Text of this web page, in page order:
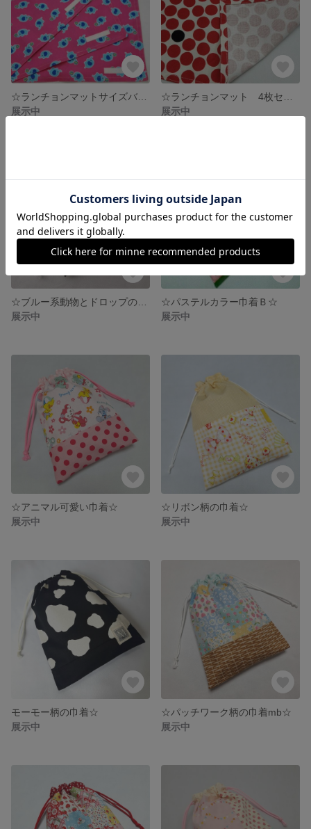
展示中
展示中
展示中
☆パステルカラー巾着Ｂ☆
展示中
☆アニマル可愛い巾着☆
展示中
☆リボン柄の巾着☆
展示中
モーモー柄の巾着☆
展示中
☆パッチワーク柄の巾着mb☆
展示中